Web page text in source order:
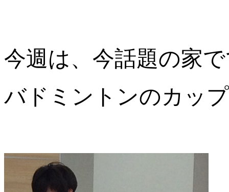
今週は、今話題の家
バドミントンのカッ